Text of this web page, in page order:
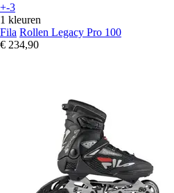
+-3
1 kleuren
Fila Rollen Legacy Pro 100
€ 234,90